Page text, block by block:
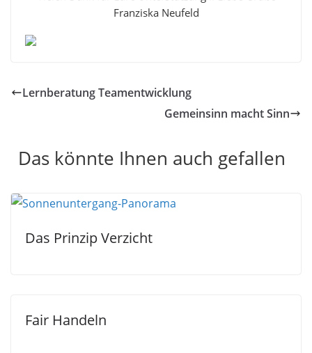
Franziska Neufeld
Lernberatung Teamentwicklung
Gemeinsinn macht Sinn
Das könnte Ihnen auch gefallen
Das Prinzip Verzicht
Fair Handeln